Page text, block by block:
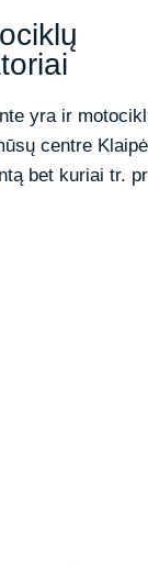
yra ir
centre
bet kuriai tr.